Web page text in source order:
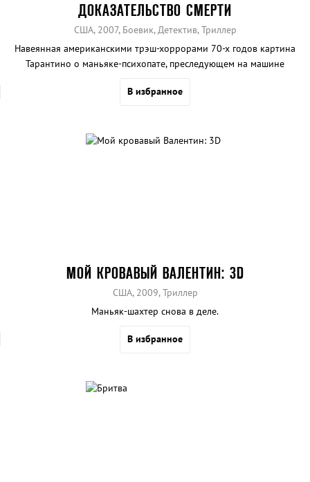
ДОКАЗАТЕЛЬСТВО СМЕРТИ
США, 2007, Боевик, Детектив, Триллер
Навеянная американскими трэш-хоррорами 70-х годов картина
Тарантино о маньяке-психопате, преследующем на машине
В избранное
МОЙ КРОВАВЫЙ ВАЛЕНТИН: 3D
США, 2009, Триллер
Маньяк-шахтер снова в деле.
В избранное